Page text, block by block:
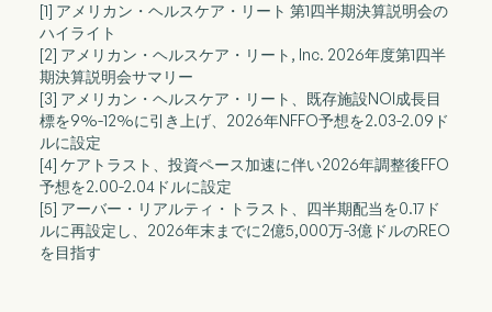
[1] アメリカン・ヘルスケア・リート 第1四半期決算説明会の
ハイライト
[2] アメリカン・ヘルスケア・リート, Inc. 2026年度第1四半
期決算説明会サマリー
[3] アメリカン・ヘルスケア・リート、既存施設NOI成長目
標を9%-12%に引き上げ、2026年NFFO予想を2.03-2.09ド
ルに設定
[4] ケアトラスト、投資ペース加速に伴い2026年調整後FFO
予想を2.00-2.04ドルに設定
[5] アーバー・リアルティ・トラスト、四半期配当を0.17ド
ルに再設定し、2026年末までに2億5,000万-3億ドルのREO
を目指す